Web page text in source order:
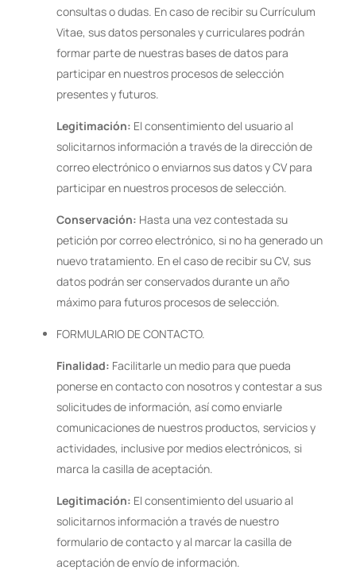
consultas o dudas. En caso de recibir su Currículum
Vitae, sus datos personales y curriculares podrán
formar parte de nuestras bases de datos para
participar en nuestros procesos de selección
presentes y futuros.
Legitimación: El consentimiento del usuario al
solicitarnos información a través de la dirección de
correo electrónico o enviarnos sus datos y CV para
participar en nuestros procesos de selección.
Conservación: Hasta una vez contestada su
petición por correo electrónico, si no ha generado un
nuevo tratamiento. En el caso de recibir su CV, sus
datos podrán ser conservados durante un año
máximo para futuros procesos de selección.
FORMULARIO DE CONTACTO.
Finalidad: Facilitarle un medio para que pueda
ponerse en contacto con nosotros y contestar a sus
solicitudes de información, así como enviarle
comunicaciones de nuestros productos, servicios y
actividades, inclusive por medios electrónicos, si
marca la casilla de aceptación.
Legitimación: El consentimiento del usuario al
solicitarnos información a través de nuestro
formulario de contacto y al marcar la casilla de
aceptación de envío de información.